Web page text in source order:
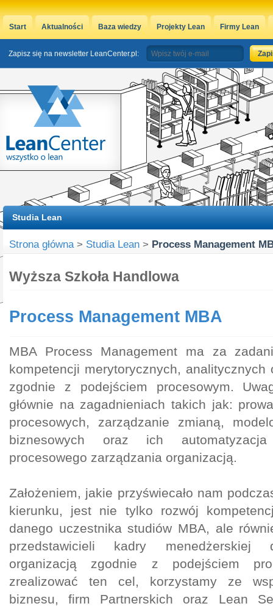
Start Aktualności Baza wiedzy Projekty Lean Firmy Lean
Zapisz się na newsletter LeanCenter.pl:
Studia Lean
Strona główna > Studia Lean > Process Management
Wyższa Szkoła Handlowa
Process Management MBA
MBA Process Management ma za
kompetencji merytorycznych, analitycznych
zgodnie z podejściem procesowym.
głównie na zagadnieniach takich jak:
procesowych, zarządzanie zmianą,
biznesowych oraz ich
procesowego zarządzania organizacją.
Założeniem, jakie przyświecało nam
kierunku, jest nie tylko rozwój
danego uczestnika studiów MBA, ale
przedstawicieli kadry menedżerskiej
organizacją zgodnie z podejściem
zrealizować ten cel, korzystamy ze
biznesu, firm Partnerskich oraz Lean